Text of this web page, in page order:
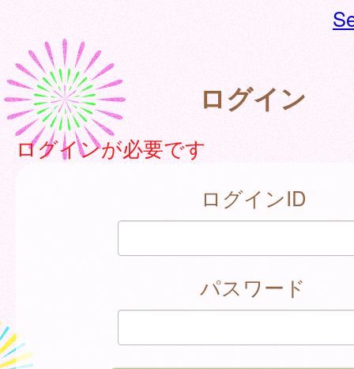
ログイン
ログインが必要です
ログインID
パスワード